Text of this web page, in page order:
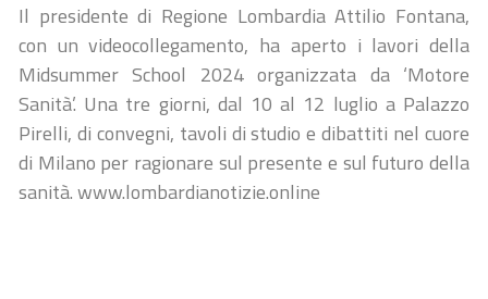
Il presidente di Regione Lombardia Attilio Fontana,
con un videocollegamento, ha aperto i lavori della
Midsummer School 2024 organizzata da ‘Motore
Sanità’. Una tre giorni, dal 10 al 12 luglio a Palazzo
Pirelli, di convegni, tavoli di studio e dibattiti nel cuore
di Milano per ragionare sul presente e sul futuro della
sanità. www.lombardianotizie.online